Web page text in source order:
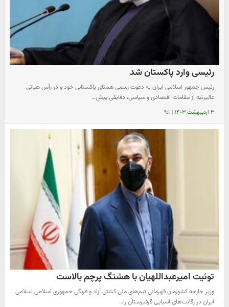
رئیسی وارد پاکستان شد
رئیس جمهور اسلامی ایران به دعوت رسمی همتای پاکستانی خود و در رأس هیاتی
عالیرتبه از مقامات اقتصادی و سیاسی، دقایقی پیش…
۳ اردیبهشت ۱۴۰۳ | ۹:۱
توئیت امیرعبداللهیان با هشتگ پرچم بالاست
وزیر خارجه کشورمان قهرمانی تیم‌های ملی کشتی آزاد و فرنگی جمهوری اسلامی اسلامی
ایران در رقابت‌های آسیایی قرقیزستان را…